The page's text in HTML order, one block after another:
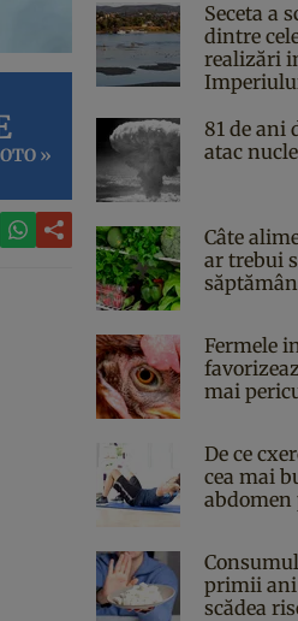
»
Seceta a
dintre
realizări
81 de ani
atac
Câte
ar trebui
Fermele
mai
De ce
cea mai
abdomen
primii ani
scădea